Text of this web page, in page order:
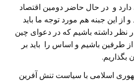
و در حال حاضر دومین اقتصاد
این جبنه هم مورد توجه ما باید
در نظر داشته باشیم که در دعوای چین
از طرفین باشیم و اساس را باید بر
بگذاریم.
اسلامی با سیاست تنش آفرین